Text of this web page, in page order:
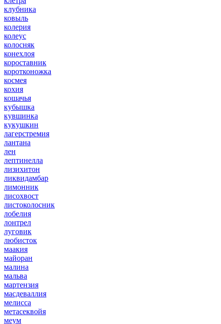
клубника
ковыль
колерия
колеус
колосняк
конехлоя
короставник
коротконожка
космея
кохия
кошачья
кубышка
кувшинка
кукушкин
лагерстремия
лантана
лен
лептинелла
лизихитон
ликвидамбар
лимонник
лисохвост
листоколосник
лобелия
лонтрел
луговик
любисток
маакия
майоран
малина
мальва
мартензия
масдеваллия
мелисса
метасеквойя
меум